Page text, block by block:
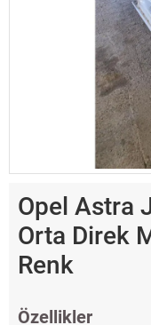
Opel Astra
Orta Direk
Renk
Özellikler